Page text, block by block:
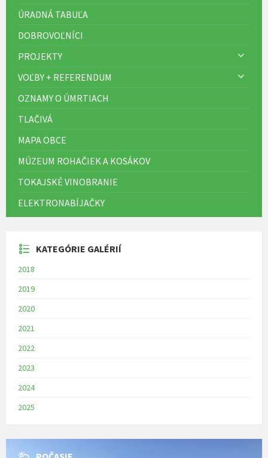
ÚRADNÁ TABUĽA
DOBROVOĽNÍCI
PROJEKTY
VOĽBY + REFERENDUM
OZNAMY O ÚMRTIACH
TLAČIVÁ
MAPA OBCE
MÚZEUM ROHAČIEK A KOSÁKOV
TOKAJSKÉ VINOBRANIE
ELEKTRONABÍJAČKY
KATEGÓRIE GALÉRIÍ
2018
2019
2020
2021
2022
2023
2024
2025